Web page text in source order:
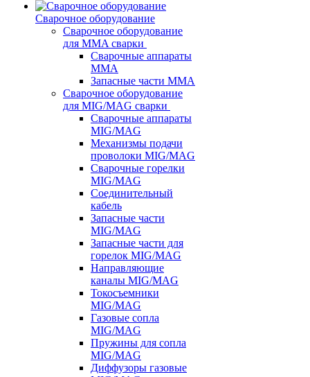
Сварочное оборудование
Сварочное оборудование
для MMA сварки
Сварочные аппараты
MMA
Запасные части MMA
Сварочное оборудование
для MIG/MAG сварки
Сварочные аппараты
MIG/MAG
Механизмы подачи
проволоки MIG/MAG
Сварочные горелки
MIG/MAG
Соединительный
кабель
Запасные части
MIG/MAG
Запасные части для
горелок MIG/MAG
Направляющие
каналы MIG/MAG
Токосъемники
MIG/MAG
Газовые сопла
MIG/MAG
Пружины для сопла
MIG/MAG
Диффузоры газовые